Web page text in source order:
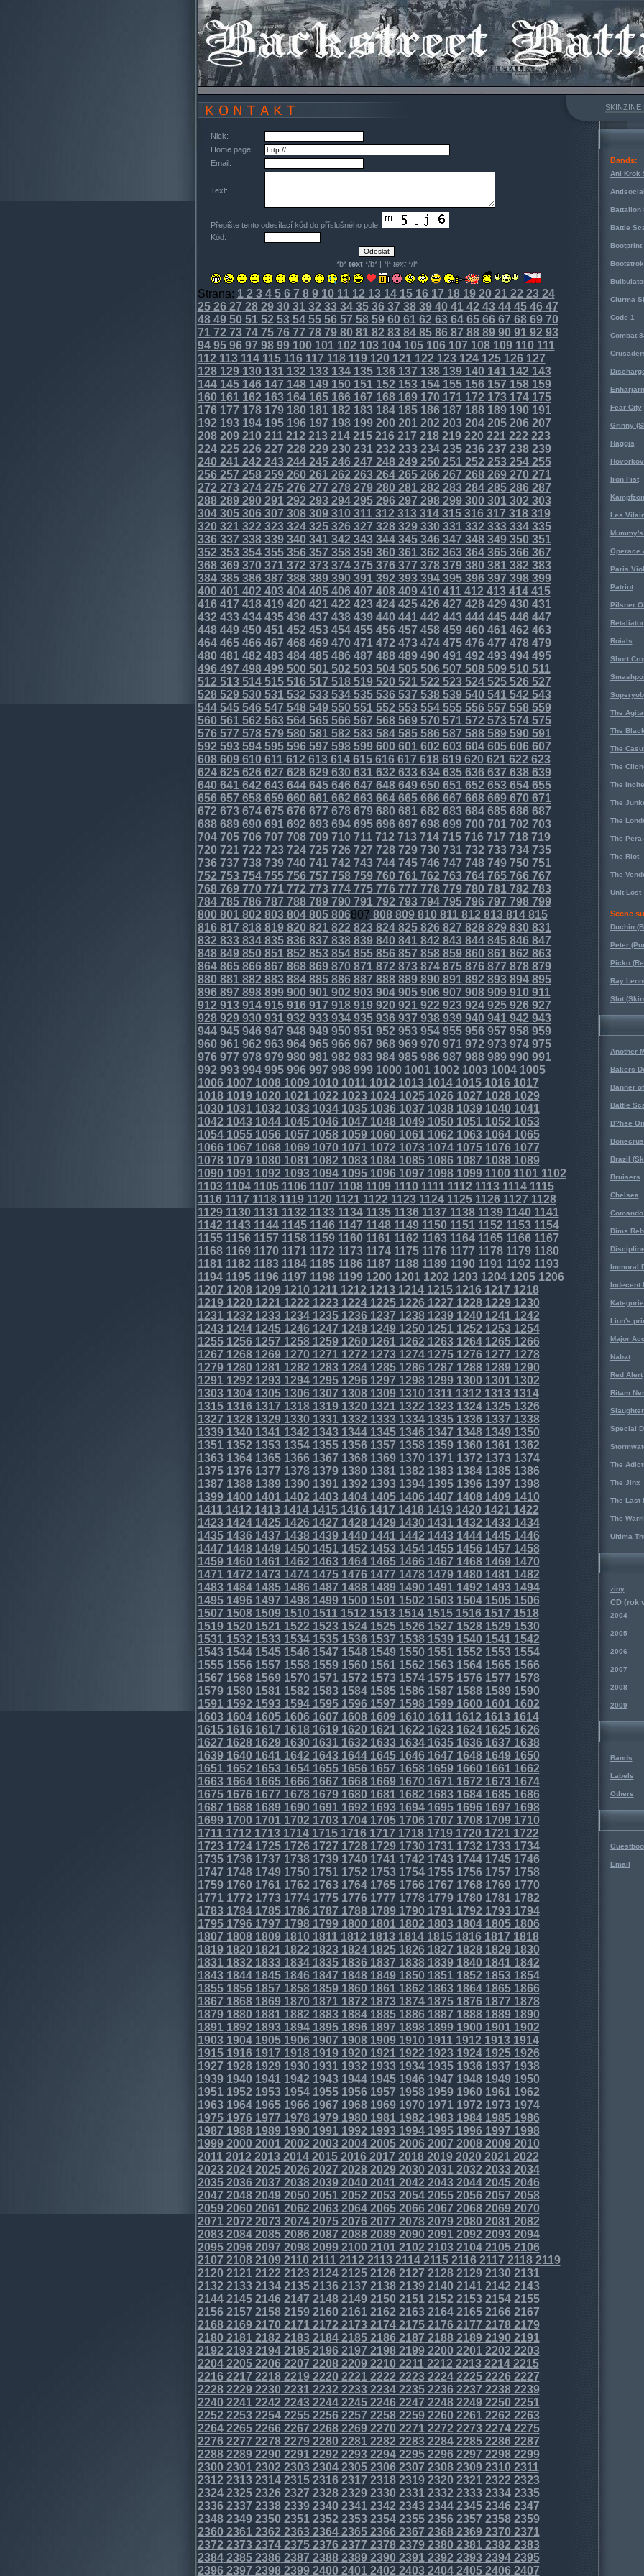
SKINZINE
Nick:
Home page:
Email:
Text:
Přepište tento odesílací kód do příslušného pole:
Kód:
*b* text*/b* | *i* text*/i*
Strana: 12 34567 89101112 1314151617 1819202122 2324
252627 2829303132 3334353637 3839404142 4344454647
4849505152 5354555657 5859606162 6364656667 686970
7172 7374757677 7879808182 8384858687 8889909192 93
94959697 9899100101102 103104105106107 108109110111
112 113114115116117 118119120121122 123124125126127
128129130131132 133134135136137 138139140141142 143
144145146147 148149150151152 153154155156157 158159
160161162 163164165166167 168169170171172 173174175
176177 178179180181182 183184185186187 188189190191
192 193194195196197 198199200201202 203204205206207
208209210211212 213214215216217 218219220221222 223
224225226227 228229230231232 233234235236237 238239
240241242 243244245246247 248249250251252 253254255
256257 258259260261262 263264265266267 268269270271
272 273274275276277 278279280281282 283284285286287
288289290291292 293294295296297 298299300301302 303
304305306307 308309310311312 313314315316317 318319
320321322 323324325326327 328329330331332 333334335
336337 338339340341342 343344345346347 348349350351
352 353354355356357 358359360361362 363364365366367
368369370371372 373374375376377 378379380381382 383
384385386387 388389390391392 393394395396397 398399
400401402 403404405406407 408409410411412 413414415
416417 418419420421422 423424425426427 428429430431
432 433434435436437 438439440441442 443444445446447
448449450451452 453454455456457 458459460461462 463
464465466467 468469470471472 473474475476477 478479
480481482 483484485486487 488489490491492 493494495
496497 498499500501502 503504505506507 508509510511
512 513514515516517 518519520521522 523524525526527
528529530531532 533534535536537 538539540541542 543
544545546547 548549550551552 553554555556557 558559
560561562 563564565566567 568569570571572 573574575
576577 578579580581582 583584585586587 588589590591
592 593594595596597 598599600601602 603604605606607
608609610611612 613614615616617 618619620621622 623
624625626627 628629630631632 633634635636637 638639
640641642 643644645646647 648649650651652 653654655
656657 658659660661662 663664665666667 668669670671
672 673674675676677 678679680681682 683684685686687
688689690691692 693694695696697 698699700701702 703
704705706707 708709710711712 713714715716717 718719
720721722 723724725726727 728729730731732 733734735
736737 738739740741742 743744745746747 748749750751
752 753754755756757 758759760761762 763764765766767
768769770771772 773774775776777 778779780781782 783
784785786787 788789790791792 793794795796797 798799
800801802 803804805806807 808809810811812 813814815
816817 818819820821822 823824825826827 828829830831
832 833834835836837 838839840841842 843844845846847
848849850851852 853854855856857 858859860861862 863
864865866867 868869870871872 873874875876877 878879
880881882 883884885886887 888889890891892 893894895
896897 898899900901902 903904905906907 908909910911
912 913914915916917 918919920921922 923924925926927
928929930931932 933934935936937 938939940941942 943
944945946947 948949950951952 953954955956957 958959
960961962 963964965966967 968969970971972 973974975
976977 978979980981982 983984985986987 988989990991
992 993994995996997 998999100010011002 100310041005
10061007 10081009101010111012 10131014101510161017
10181019102010211022 10231024102510261027 10281029
103010311032 10331034103510361037 1038103910401041
1042 10431044104510461047 10481049105010511052 1053
1054105510561057 10581059106010611062 106310641065
10661067 10681069107010711072 10731074107510761077
10781079108010811082 10831084108510861087 10881089
109010911092 10931094109510961097 10981099110011011102
11031104110511061107 11081109111011111112 111311141115
11161117 11181119112011211122 11231124112511261127 1128
1129113011311132 11331134113511361137 1138113911401141
1142 11431144114511461147 11481149115011511152 11531154
115511561157 11581159116011611162 11631164116511661167
11681169117011711172 11731174117511761177 117811791180
11811182 11831184118511861187 11881189119011911192 1193
1194119511961197 11981199120012011202 1203120412051206
1207 12081209121012111212 12131214121512161217 1218
1219122012211222 12231224122512261227 122812291230
12311232 12331234123512361237 12381239124012411242
12431244124512461247 12481249125012511252 12531254
125512561257 12581259126012611262 1263126412651266
1267 12681269127012711272 12731274127512761277 1278
1279128012811282 12831284128512861287 128812891290
12911292 12931294129512961297 12981299130013011302
13031304130513061307 13081309131013111312 13131314
131513161317 13181319132013211322 1323132413251326
1327 13281329133013311332 13331334133513361337 1338
1339134013411342 13431344134513461347 134813491350
13511352 13531354135513561357 13581359136013611362
13631364136513661367 13681369137013711372 13731374
137513761377 13781379138013811382 1383138413851386
1387 13881389139013911392 13931394139513961397 1398
1399140014011402 14031404140514061407 140814091410
14111412 14131414141514161417 14181419142014211422
14231424142514261427 14281429143014311432 14331434
143514361437 14381439144014411442 1443144414451446
1447 14481449145014511452 14531454145514561457 1458
1459146014611462 14631464146514661467 146814691470
14711472 14731474147514761477 14781479148014811482
14831484148514861487 14881489149014911492 14931494
149514961497 14981499150015011502 1503150415051506
1507 15081509151015111512 15131514151515161517 1518
1519152015211522 15231524152515261527 152815291530
15311532 15331534153515361537 15381539154015411542
15431544154515461547 15481549155015511552 15531554
155515561557 15581559156015611562 1563156415651566
1567 15681569157015711572 15731574157515761577 1578
1579158015811582 15831584158515861587 158815891590
15911592 15931594159515961597 15981599160016011602
16031604160516061607 16081609161016111612 16131614
161516161617 16181619162016211622 1623162416251626
1627 16281629163016311632 16331634163516361637 1638
1639164016411642 16431644164516461647 164816491650
16511652 16531654165516561657 16581659166016611662
16631664166516661667 16681669167016711672 16731674
167516761677 16781679168016811682 1683168416851686
1687 16881689169016911692 16931694169516961697 1698
1699170017011702 17031704170517061707 170817091710
17111712 17131714171517161717 17181719172017211722
17231724172517261727 17281729173017311732 17331734
173517361737 17381739174017411742 1743174417451746
1747 17481749175017511752 17531754175517561757 1758
1759176017611762 17631764176517661767 176817691770
17711772 17731774177517761777 17781779178017811782
17831784178517861787 17881789179017911792 17931794
179517961797 17981799180018011802 1803180418051806
1807 18081809181018111812 18131814181518161817 1818
1819182018211822 18231824182518261827 182818291830
18311832 18331834183518361837 18381839184018411842
18431844184518461847 18481849185018511852 18531854
185518561857 18581859186018611862 1863186418651866
1867 18681869187018711872 18731874187518761877 1878
1879188018811882 18831884188518861887 188818891890
18911892 18931894189518961897 18981899190019011902
19031904190519061907 19081909191019111912 19131914
191519161917 19181919192019211922 1923192419251926
1927 19281929193019311932 19331934193519361937 1938
1939194019411942 19431944194519461947 194819491950
19511952 19531954195519561957 19581959196019611962
19631964196519661967 19681969197019711972 19731974
197519761977 19781979198019811982 1983198419851986
1987 19881989199019911992 19931994199519961997 1998
1999200020012002 20032004200520062007 200820092010
20112012 20132014201520162017 20182019202020212022
20232024202520262027 20282029203020312032 20332034
203520362037 20382039204020412042 2043204420452046
2047 20482049205020512052 20532054205520562057 2058
2059206020612062 20632064206520662067 206820692070
20712072 20732074207520762077 20782079208020812082
20832084208520862087 20882089209020912092 20932094
209520962097 20982099210021012102 2103210421052106
2107 21082109211021112112 21132114211521162117 21182119
212021212122 21232124212521262127 2128212921302131
2132 21332134213521362137 21382139214021412142 2143
2144214521462147 21482149215021512152 215321542155
21562157 21582159216021612162 21632164216521662167
21682169217021712172 21732174217521762177 21782179
218021812182 21832184218521862187 2188218921902191
2192 21932194219521962197 21982199220022012202 2203
2204220522062207 22082209221022112212 221322142215
22162217 22182219222022212222 22232224222522262227
22282229223022312232 22332234223522362237 22382239
224022412242 22432244224522462247 2248224922502251
2252 22532254225522562257 22582259226022612262 2263
2264226522662267 22682269227022712272 227322742275
22762277 22782279228022812282 22832284228522862287
22882289229022912292 22932294229522962297 22982299
230023012302 23032304230523062307 2308230923102311
2312 23132314231523162317 23182319232023212322 2323
2324232523262327 23282329233023312332 233323342335
23362337 23382339234023412342 23432344234523462347
23482349235023512352 23532354235523562357 23582359
236023612362 23632364236523662367 2368236923702371
2372 23732374237523762377 23782379238023812382 2383
2384238523862387 23882389239023912392 239323942395
23962397 23982399240024012402 24032404240524062407
Bands:
Ani Krok
Battalion
Battle
Bootprint
Ciurma
Code 1
Combat
Fear City
Grinny
Haggis
Iron Fist
Les
Operace
Paris
Patriot
Pilsner
Retaliator
Roials
Short
Superyob
The
The
The
The
The
The
The
The
The Riot
The
Unit Lost
Scene
Duchin
Peter
Picko
Ray
Slut
Another
Bakers
Banner
Battle
B?hse
Brazil
Bruisers
Chelsea
Dims
Immoral
Indecent
Lion's
Major
Nabat
Red Alert
Ritam
Special
The
The Jinx
The Last
The
Ultima
ziny
CD (rok
2004
2005
2006
2007
2008
2009
Bands
Labels
Others
Email